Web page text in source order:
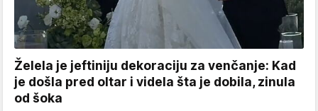
Želela je jeftiniju dekoraciju za venčanje: Kad
je došla pred oltar i videla šta je dobila, zinula
od šoka